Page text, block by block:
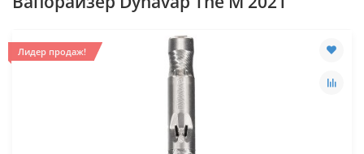
Лидер продаж!